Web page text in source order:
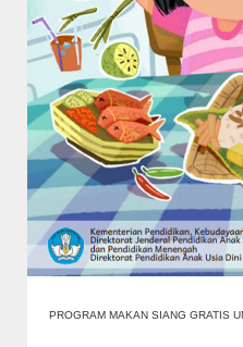
PROGRAM MAKAN SIANG GRATIS